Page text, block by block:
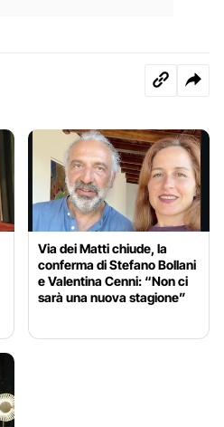
Via dei Matti chiude, la
conferma di Stefano Bollani
e Valentina Cenni: “Non ci
sarà una nuova stagione”